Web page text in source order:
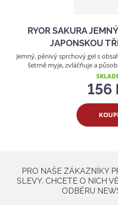
RYOR SAKURA
JAPONSKOU
Jemný, pěnivý sprchový gel s
šetrně myje, zvláčňuje a
156
PRO NAŠE ZÁKAZNÍKY
SLEVY. CHCETE O NICH
ODBĚRU